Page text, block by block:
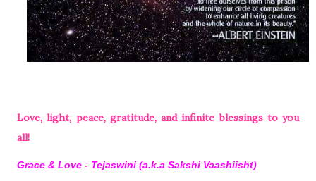
Love, light, peace, gratitude, and infinite blessings to you
all!
Grace & Love - Tejaswini (a.k.a Sakshi Vaashiisht)